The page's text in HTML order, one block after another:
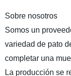
Sobre nosotros
Somos un
variedad de pato
completar una
La producción se